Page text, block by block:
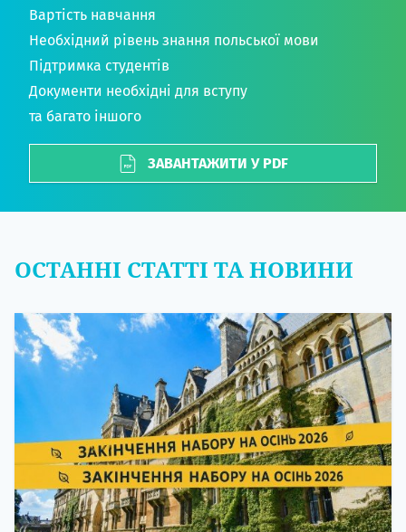
Вартість навчання
Необхідний рівень знання польської мови
Підтримка студентів
Документи необхідні для вступу
та багато іншого
ЗАВАНТАЖИТИ У PDF
ОСТАННІ СТАТТІ ТА НОВИНИ